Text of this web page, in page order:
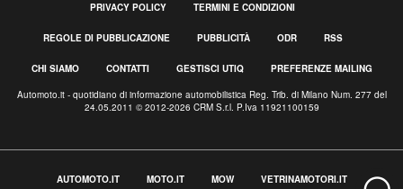
PRIVACY POLICY TERMINI E CONDIZIONI
REGOLE DI PUBBLICAZIONE PUBBLICITÀ ODR RSS
CHI SIAMO CONTATTI GESTISCI UTIQ PREFERENZE MAILING
Automoto.it - quotidiano di informazione automobilistica Reg. Trib. di Milano Num. 277 del
24.05.2011 © 2012-2026 CRM S.r.l. P.Iva 11921100159
AUTOMOTO.IT MOTO.IT MOW VETRINAMOTORI.IT